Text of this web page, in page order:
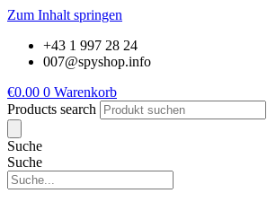
Zum Inhalt springen
+43 1 997 28 24
007@spyshop.info
€0.00 0 Warenkorb
Products search
Suche
Suche